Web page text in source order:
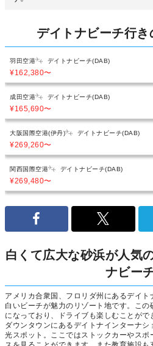
デイトナビーチ行
羽田空港 デイトナビーチ(DAB)
¥162,380〜
成田空港 デイトナビーチ(DAB)
¥165,690〜
大阪国際空港(伊丹) デイトナビーチ(DAB)
¥269,260〜
関西国際空港 デイトナビーチ(DAB)
¥269,480〜
白くて広大な砂浜が人気
ナビーチ
アメリカ合衆国、フロリダ州にあるデイ
白いビーチが魅力のリゾート地です。この
になっており、ドライブも楽しむことがで
ダウンタウンにあるデイトナインターナ
光スポット。ここではストックカーやス